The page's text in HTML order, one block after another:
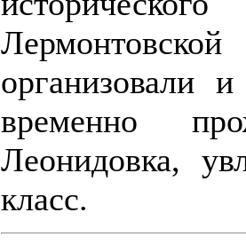
организовали
временно
Леонидовка,
класс.